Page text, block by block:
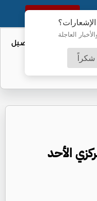
العاجلة
شكراً
النسخة الكاملة
مخزون النفط - تفاصيل
الأحد